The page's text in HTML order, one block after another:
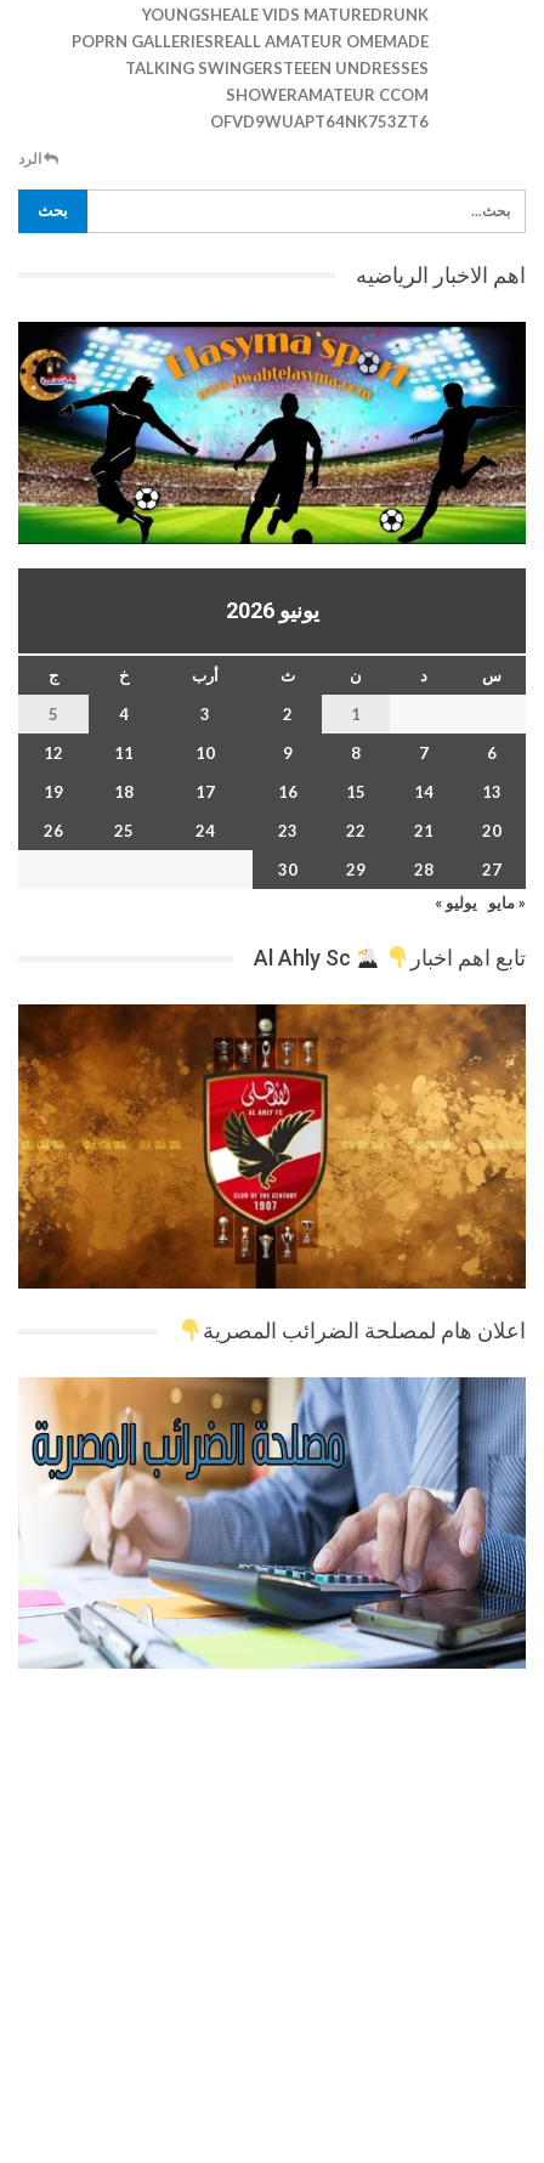
YOUNGSHEALE VIDS MATUREDRUNK
POPRN GALLERIESREALL AMATEUR OMEMADE
TALKING SWINGERSTEEEN UNDRESSES
SHOWERAMATEUR CCOM
OFVD9WUAPT64NK753ZT6
الرد
اهم الاخبار الرياضيه
يونيو 2026
س د ن ث أرب خ
ج
1
2
3
4
5
6
7
8
9
10
11
12
13
14
15
16
17
18
19
20
21
22
23
24
25
26
27
28
29
30
« مايو
يوليو »
تابع اهم اخبار
اعلان هام لمصلحة الضرائب المصرية